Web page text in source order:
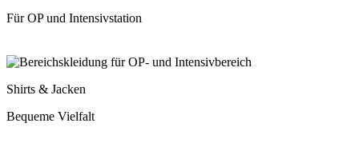
Für OP und Intensivstation
Shirts & Jacken
Bequeme Vielfalt